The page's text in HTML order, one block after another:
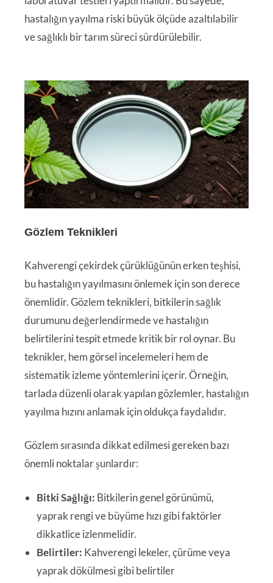
hastalığın yayılma riski büyük ölçüde azaltılabilir
ve sağlıklı bir tarım süreci sürdürülebilir.
Gözlem Teknikleri
Kahverengi çekirdek çürüklüğünün erken teşhisi,
bu hastalığın yayılmasını önlemek için son derece
önemlidir. Gözlem teknikleri, bitkilerin sağlık
durumunu değerlendirmede ve hastalığın
belirtilerini tespit etmede kritik bir rol oynar. Bu
teknikler, hem görsel incelemeleri hem de
sistematik izleme yöntemlerini içerir. Örneğin,
tarlada düzenli olarak yapılan gözlemler, hastalığın
yayılma hızını anlamak için oldukça faydalıdır.
Gözlem sırasında dikkat edilmesi gereken bazı
önemli noktalar şunlardır:
Bitki Sağlığı: Bitkilerin genel görünümü,
yaprak rengi ve büyüme hızı gibi faktörler
dikkatlice izlenmelidir.
Belirtiler: Kahverengi lekeler, çürüme veya
yaprak dökülmesi gibi belirtiler